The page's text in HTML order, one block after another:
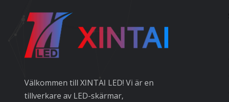
Välkommen till XINTAI LED! Vi är en
tillverkare av LED-skärmar,